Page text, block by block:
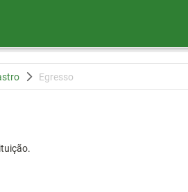
Egresso